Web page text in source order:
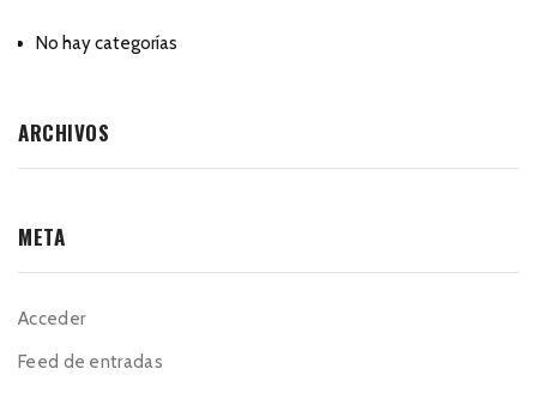
No hay categorías
ARCHIVOS
META
Acceder
Feed de entradas